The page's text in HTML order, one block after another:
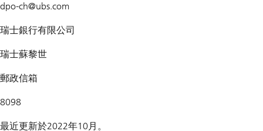
dpo-ch@ubs.com
瑞士銀行有限公司
瑞士蘇黎世
郵政信箱
8098
最近更新於2022年10月。